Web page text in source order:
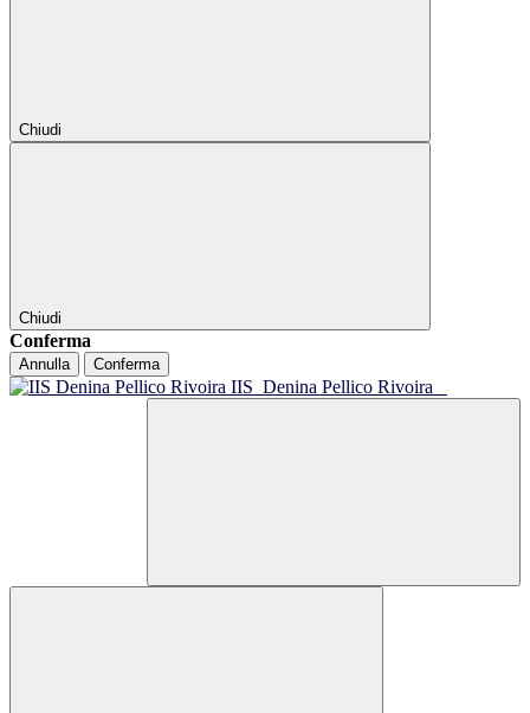
Chiudi
Chiudi
Conferma
Annulla Conferma
IIS Denina Pellico Rivoira